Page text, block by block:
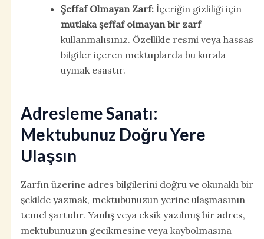
Şeffaf Olmayan Zarf:İçeriğin gizliliği için
mutlaka şeffaf olmayan bir zarf
kullanmalısınız. Özellikle resmi veya hassas
bilgiler içeren mektuplarda bu kurala
uymak esastır.
Adresleme Sanatı:
Mektubunuz Doğru Yere
Ulaşsın
Zarfın üzerine adres bilgilerini doğru ve okunaklı bir
şekilde yazmak, mektubunuzun yerine ulaşmasının
temel şartıdır. Yanlış veya eksik yazılmış bir adres,
mektubunuzun gecikmesine veya kaybolmasına